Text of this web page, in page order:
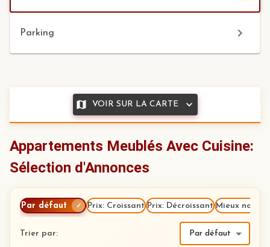
Parking
VOIR SUR LA CARTE
Appartements Meublés Avec Cuisine:
Sélection d'Annonces
Par défaut ✓ Prix: Croissant Prix: Décroissant Mieux notés
Trier par: Par défaut